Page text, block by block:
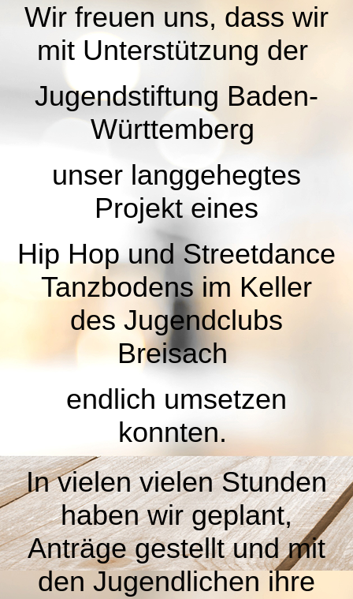
Wir freuen uns, dass wir
mit Unterstützung der
Jugendstiftung Baden-
Württemberg
unser langgehegtes
Projekt eines
Hip Hop und Streetdance
Tanzbodens im Keller
des Jugendclubs
Breisach
endlich umsetzen
konnten.
In vielen vielen Stunden
haben wir geplant,
Anträge gestellt und mit
den Jugendlichen ihre